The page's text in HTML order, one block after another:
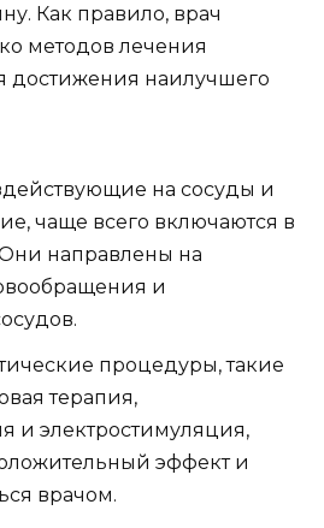
Как правило, врач
методов лечения
достижения наилучшего
на сосуды и
чаще всего включаются в
направлены на
и
процедуры, такие
терапия,
и электростимуляция,
эффект и
врачом.